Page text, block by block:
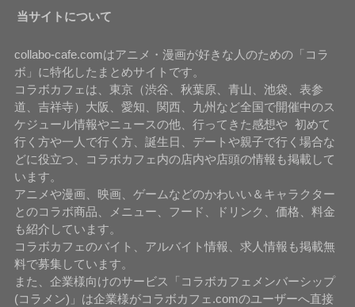
当サイトについて
collabo-cafe.comはアニメ・漫画が好きな人のための「コラ
ボ」に特化したまとめサイトです。
コラボカフェは、東京（渋谷、秋葉原、青山、池袋、表参
道、吉祥寺）大阪、愛知、関西、九州など全国で開催中のス
ケジュール情報やニュースの他、行ってきた感想や 初めて
行く方や一人で行く方、誕生日、デートや親子で行く場合な
どに役立つ、コラボカフェ内の店内や店頭の情報も掲載して
います。
アニメや漫画、映画、ゲームなどのかわいい＆キャラクター
とのコラボ商品、メニュー、フード、ドリンク、価格、料金
も紹介しています。
コラボカフェのバイト、アルバイト情報、求人情報も掲載無
料で募集しています。
また、企業様向けのサービス「コラボカフェメンバーシップ
(コラメン)」は企業様がコラボカフェ.comのユーザーへ直接